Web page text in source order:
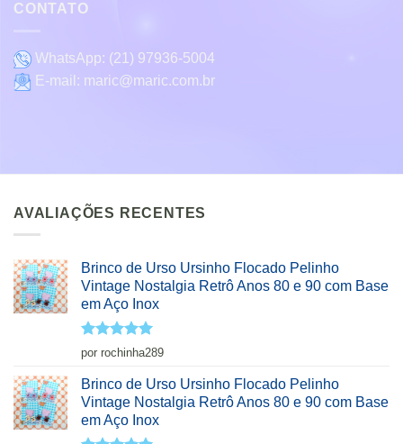
CONTATO
WhatsApp: (21) 97936-5004
E-mail: maric@maric.com.br
AVALIAÇÕES RECENTES
Brinco de Urso Ursinho Flocado Pelinho
Vintage Nostalgia Retrô Anos 80 e 90 com Base
em Aço Inox
Avaliação5
de 5
por rochinha289
Brinco de Urso Ursinho Flocado Pelinho
Vintage Nostalgia Retrô Anos 80 e 90 com Base
em Aço Inox